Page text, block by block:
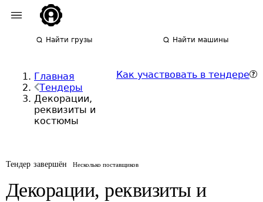
Найти грузы Найти машины
Главная
Тендеры
Декорации,
реквизиты и
костюмы
Как участвовать в тендере
Тендер завершён Несколько поставщиков
Декорации, реквизиты и